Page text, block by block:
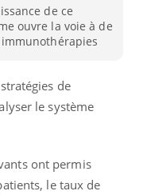
de ce
ouvre la voie à de
de
le système
ont permis
le taux de